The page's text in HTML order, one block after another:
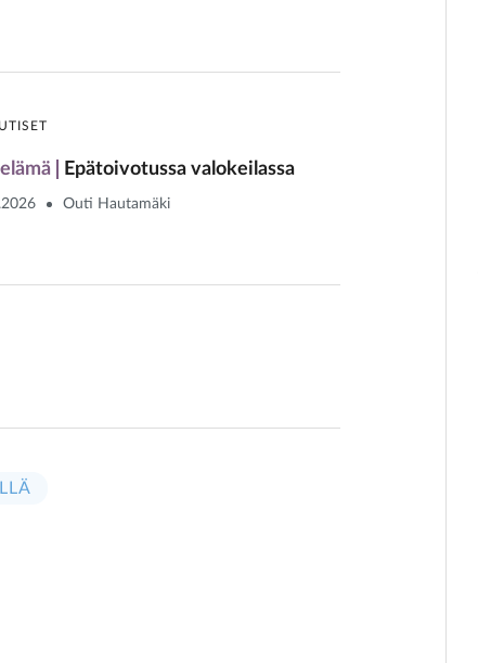
Epätoivotussa valokeilassa
Outi Hautamäki